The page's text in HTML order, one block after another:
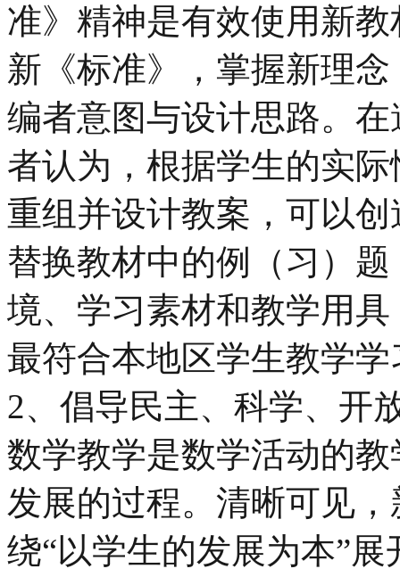
准》精神是有效使用新
新《标准》，掌握新理
编者意图与设计思路。
者认为，根据学生的实
重组并设计教案，可以
替换教材中的例（习）
境、学习素材和教学用
最符合本地区学生教学
2、倡导民主、科学、开
数学教学是数学活动的
发展的过程。清晰可见
绕“以学生的发展为本”